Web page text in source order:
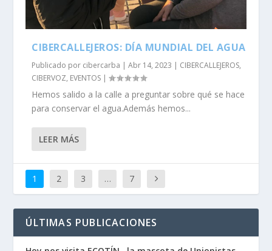
CIBERCALLEJEROS: DÍA MUNDIAL DEL AGUA
Publicado por cibercarba |Abr 14, 2023 | CIBERCALLEJEROS,
CIBERVOZ, EVENTOS |
Hemos salido a la calle a preguntar sobre qué se hace
para conservar el agua.Además hemos...
LEER MÁS
1 2 3 … 7
ÚLTIMAS PUBLICACIONES